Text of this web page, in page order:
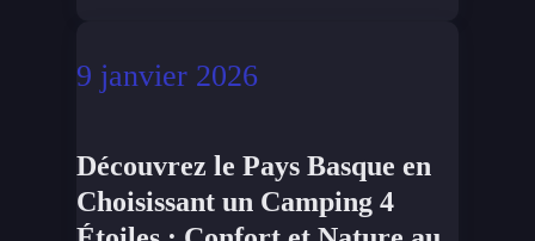
9 janvier 2026
Découvrez le Pays Basque en
Choisissant un Camping 4